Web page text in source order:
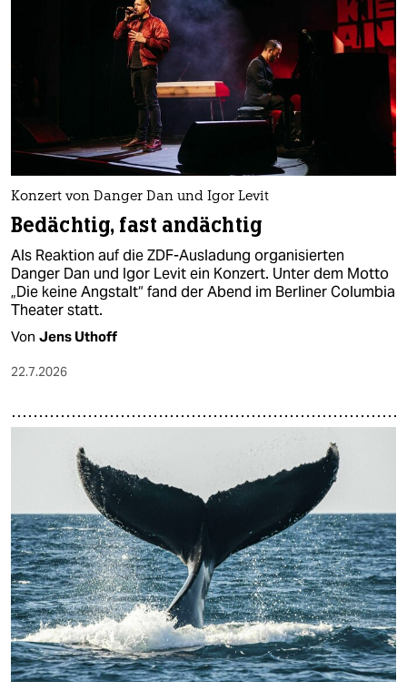
Konzert von Danger Dan und Igor Levit
Bedächtig, fast andächtig
Als Reaktion auf die ZDF-Ausladung organisierten
Danger Dan und Igor Levit ein Konzert. Unter dem Motto
„Die keine Angstalt“ fand der Abend im Berliner Columbia
Theater statt.
Von Jens Uthoff
22.7.2026